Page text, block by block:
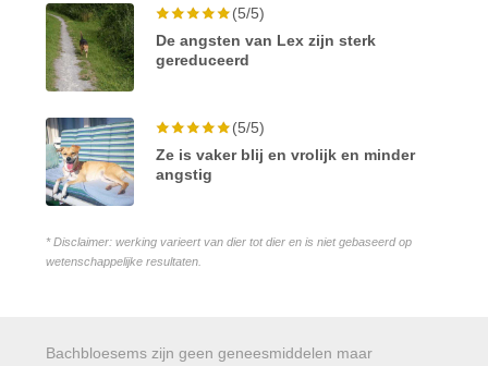
(5/5)
De angsten van Lex zijn sterk
gereduceerd
(5/5)
Ze is vaker blij en vrolijk en minder
angstig
* Disclaimer: werking varieert van dier tot dier en is niet gebaseerd op
wetenschappelijke resultaten.
Bachbloesems zijn geen geneesmiddelen maar